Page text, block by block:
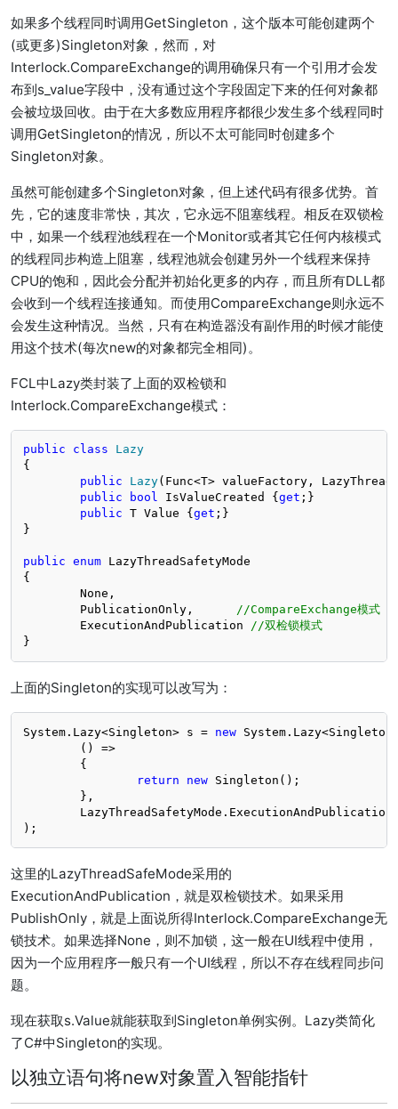
如果多个线程同时调用GetSingleton，这个版本可能创建两个
(或更多)Singleton对象，然而，对
Interlock.CompareExchange的调用确保只有一个引用才会发
布到s_value字段中，没有通过这个字段固定下来的任何对象都
会被垃圾回收。由于在大多数应用程序都很少发生多个线程同时
调用GetSingleton的情况，所以不太可能同时创建多个
Singleton对象。
虽然可能创建多个Singleton对象，但上述代码有很多优势。首
先，它的速度非常快，其次，它永远不阻塞线程。相反在双锁检
中，如果一个线程池线程在一个Monitor或者其它任何内核模式
的线程同步构造上阻塞，线程池就会创建另外一个线程来保持
CPU的饱和，因此会分配并初始化更多的内存，而且所有DLL都
会收到一个线程连接通知。而使用CompareExchange则永远不
会发生这种情况。当然，只有在构造器没有副作用的时候才能使
用这个技术(每次new的对象都完全相同)。
FCL中Lazy类封装了上面的双检锁和
Interlock.CompareExchange模式：
public class
Lazy
{
public
Lazy( Func<T> valueFactory,
public
bool IsValueCreated { get ;}
public T Value { get ;}
}
public enum LazyThreadSafetyMode
{
	PublicationOnly,
//CompareExchange模式
	ExecutionAndPublication
//双检锁模式
}
上面的Singleton的实现可以改写为：
System.Lazy<Singleton> s = new
return
new Singleton();
);
这里的LazyThreadSafeMode采用的
ExecutionAndPublication，就是双检锁技术。如果采用
PublishOnly，就是上面说所得Interlock.CompareExchange无
锁技术。如果选择None，则不加锁，这一般在UI线程中使用，
因为一个应用程序一般只有一个UI线程，所以不存在线程同步问
题。
现在获取s.Value就能获取到Singleton单例实例。Lazy类简化
了C#中Singleton的实现。
以独立语句将new对象置入智能指针